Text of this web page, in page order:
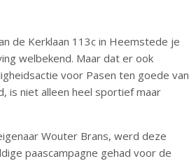
de Kerklaan 113c in Heemstede je
welbekend. Maar dat er ook
voor Pasen ten goede van
is niet alleen heel sportief maar
Wouter Brans, werd deze
paascampagne gehad voor de